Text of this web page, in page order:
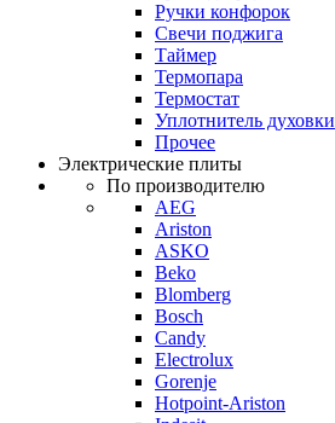
Ручки конфорок
Свечи поджига
Таймер
Термопара
Термостат
Уплотнитель духовки
Прочее
Электрические плиты
По производителю
AEG
Ariston
ASKO
Beko
Blomberg
Bosch
Candy
Electrolux
Gorenje
Hotpoint-Ariston